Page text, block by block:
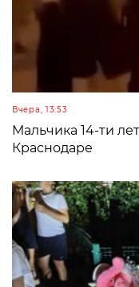
Вчера, 13:53
Мальчика 14-ти
Краснодаре